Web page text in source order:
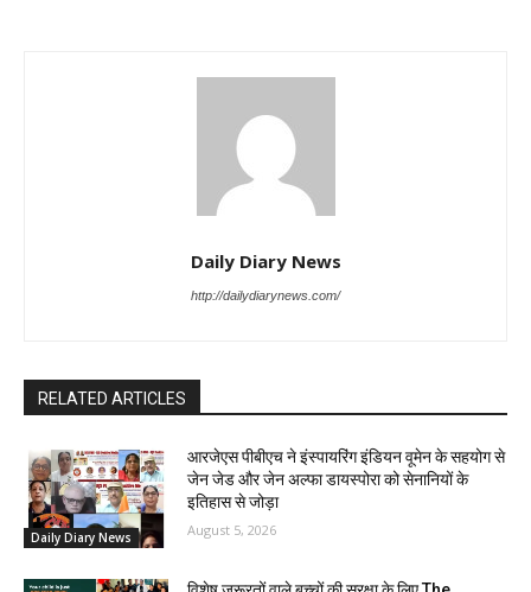
Daily Diary News
http://dailydiarynews.com/
RELATED ARTICLES
Daily Diary News
आरजेएस पीबीएच ने इंस्पायरिंग इंडियन वूमेन के सहयोग से
जेन जेड और जेन अल्फा डायस्पोरा को सेनानियों के
इतिहास से जोड़ा
August 5, 2026